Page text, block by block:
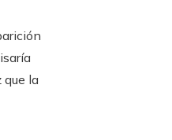
que la